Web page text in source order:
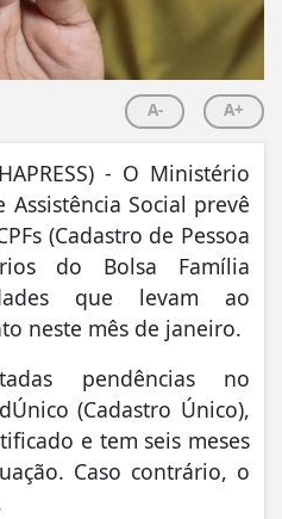
A- A+
- O Ministério
Social prevê
(Cadastro de Pessoa
do Bolsa Família
que levam ao
neste mês de janeiro.
pendências no
(Cadastro Único),
e tem seis meses
Caso contrário, o